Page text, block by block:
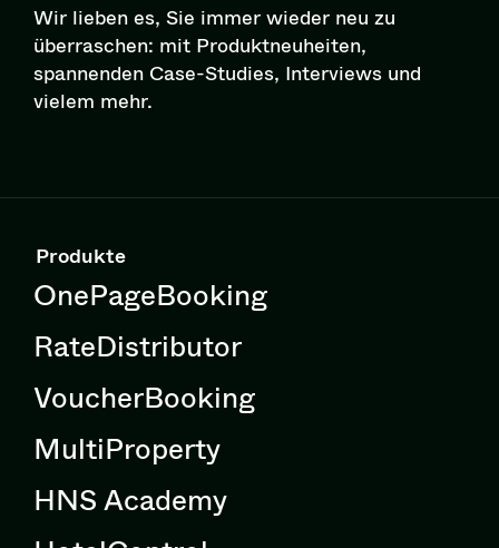
Wir lieben es, Sie immer wieder neu zu
überraschen: mit Pro­dukt­neu­hei­ten,
spannenden Case-Studies, Interviews und
vielem mehr.
Produkte
OnePageBooking
RateDistributor
VoucherBooking
MultiProperty
HNS Academy